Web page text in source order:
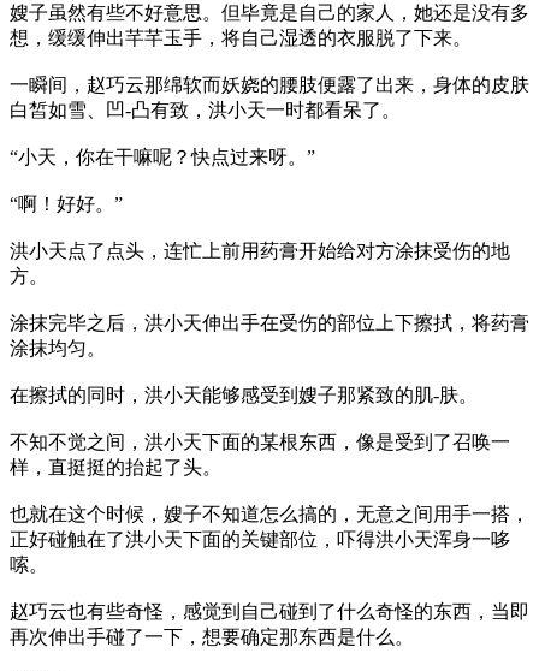
嫂子虽然有些不好意思。但毕竟是自己的家人，她还是没有多
想，缓缓伸出芊芊玉手，将自己湿透的衣服脱了下来。
一瞬间，赵巧云那绵软而妖娆的腰肢便露了出来，身体的皮肤
白皙如雪、凹-凸有致，洪小天一时都看呆了。
“小天，你在干嘛呢？快点过来呀。”
“啊！好好。”
洪小天点了点头，连忙上前用药膏开始给对方涂抹受伤的地
方。
涂抹完毕之后，洪小天伸出手在受伤的部位上下擦拭，将药膏
涂抹均匀。
在擦拭的同时，洪小天能够感受到嫂子那紧致的肌-肤。
不知不觉之间，洪小天下面的某根东西，像是受到了召唤一
样，直挺挺的抬起了头。
也就在这个时候，嫂子不知道怎么搞的，无意之间用手一搭，
正好碰触在了洪小天下面的关键部位，吓得洪小天浑身一哆
嗦。
赵巧云也有些奇怪，感觉到自己碰到了什么奇怪的东西，当即
再次伸出手碰了一下，想要确定那东西是什么。